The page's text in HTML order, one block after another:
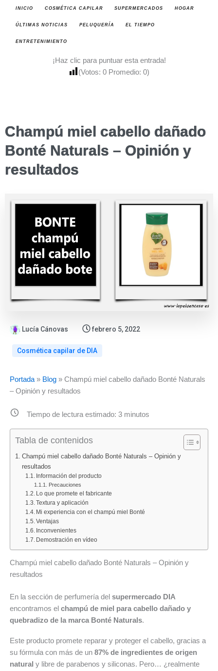
INICIO COSMÉTICA CAPILAR SUPERMERCADOS HOGAR
ÚLTIMAS NOTICIAS PELUQUERÍA EL TIEMPO
ENTRETENIMIENTO
¡Haz clic para puntuar esta entrada!
(Votos: 0 Promedio: 0)
Champú miel cabello dañado
Bonté Naturals – Opinión y
resultados
Lucía Cánovas febrero 5, 2022
Cosmética capilar de DIA
Portada » Blog » Champú miel cabello dañado Bonté Naturals
– Opinión y resultados
Tiempo de lectura estimado: 3minutos
Tabla de contenidos
Champú miel cabello dañado Bonté Naturals – Opinión y
resultados
Información del producto
Precauciones
Lo que promete el fabricante
Textura y aplicación
Mi experiencia con el champú miel Bonté
Ventajas
Inconvenientes
Demostración en vídeo
Champú miel cabello dañado Bonté Naturals – Opinión y
resultados
En la sección de perfumería del supermercado DIA
encontramos el champú de miel para cabello dañado y
quebradizo de la marca Bonté Naturals.
Este producto promete reparar y proteger el cabello, gracias a
su fórmula con más de un 87% de ingredientes de origen
natural y libre de parabenos y siliconas. Pero… ¿realmente
Acondicionador
DIA
y
uso
DIA:
tipo